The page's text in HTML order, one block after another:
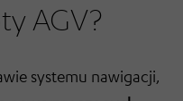
AGV?
systemu nawigacji,